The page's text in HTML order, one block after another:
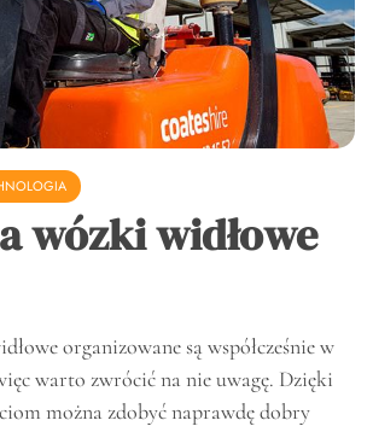
wózki widłowe
organizowane są współcześnie w
warto zwrócić na nie uwagę. Dzięki
można zdobyć naprawdę dobry